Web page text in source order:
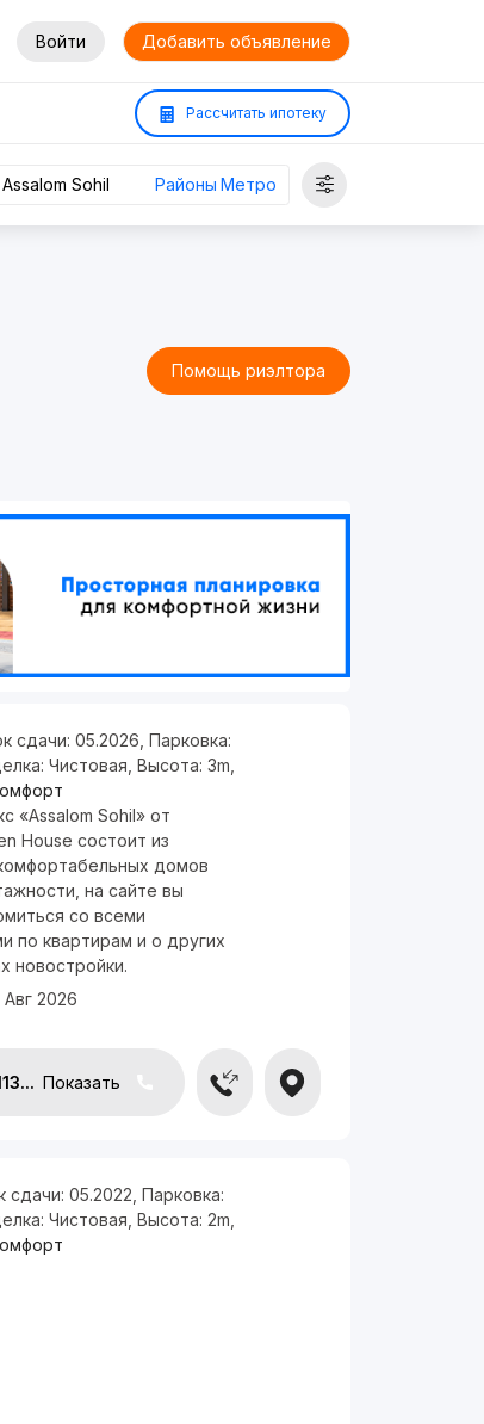
Войти Добавить объявление
Рассчитать ипотеку
Районы Метро
Помощь риэлтора
сдачи: 05.2026 Парковка:
Чистовая Высота: 3m
«Assalom Sohil» от
House состоит из
домов
на сайте вы
со всеми
по квартирам и о других
новостройки.
2026
Показать
сдачи: 05.2022 Парковка:
Чистовая Высота: 2m